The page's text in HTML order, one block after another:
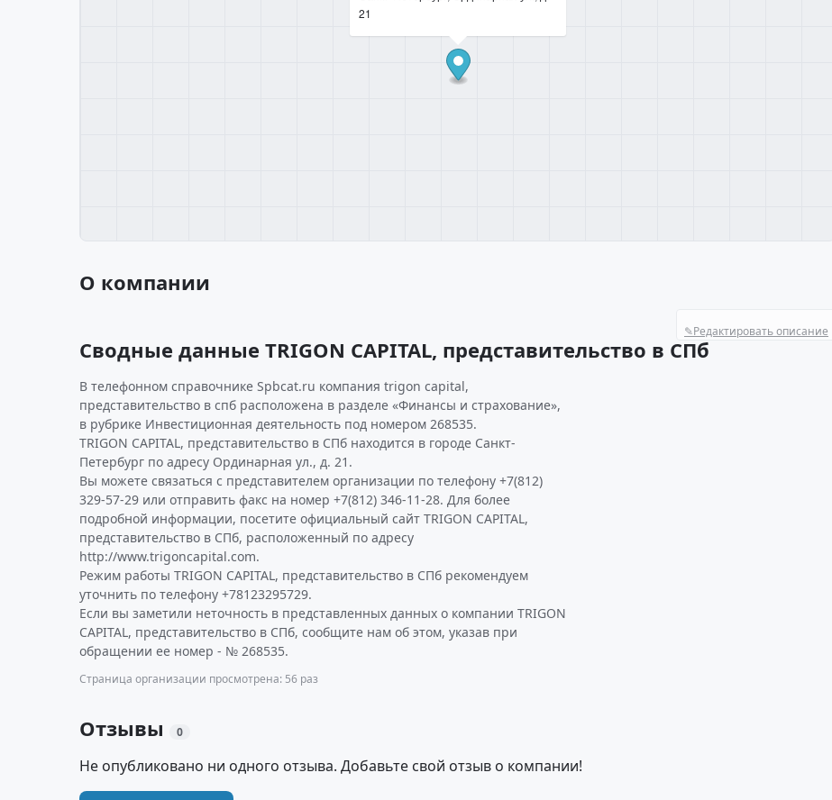
21
О компании
✎Редактировать описание
Сводные данные TRIGON CAPITAL, представительство в СПб
В телефонном справочнике Spbcat.ru компания trigon capital,
представительство в спб расположена в разделе «Финансы и страхование»,
в рубрике Инвестиционная деятельность под номером 268535.
TRIGON CAPITAL, представительство в СПб находится в городе Санкт-
Петербург по адресу Ординарная ул., д. 21.
Вы можете связаться с представителем организации по телефону +7(812)
329-57-29 или отправить факс на номер +7(812) 346-11-28. Для более
подробной информации, посетите официальный сайт TRIGON CAPITAL,
представительство в СПб, расположенный по адресу
http://www.trigoncapital.com.
Режим работы TRIGON CAPITAL, представительство в СПб рекомендуем
уточнить по телефону +78123295729.
Если вы заметили неточность в представленных данных о компании TRIGON
CAPITAL, представительство в СПб, сообщите нам об этом, указав при
обращении ее номер - № 268535.
Страница организации просмотрена: 56 раз
Отзывы 0
Не опубликовано ни одного отзыва. Добавьте свой отзыв о компании!